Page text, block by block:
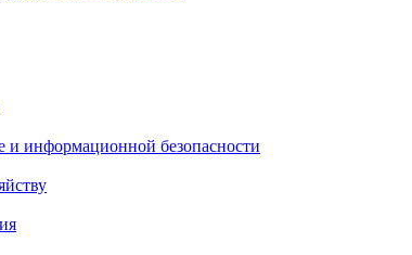
информационной безопасности